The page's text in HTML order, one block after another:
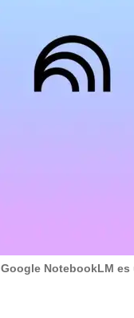
Google NotebookLM